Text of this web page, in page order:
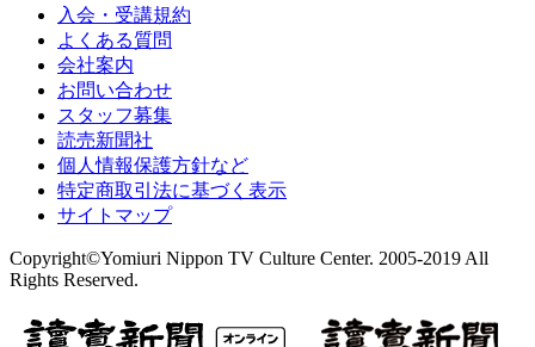
入会・受講規約
よくある質問
会社案内
お問い合わせ
スタッフ募集
読売新聞社
個人情報保護方針など
特定商取引法に基づく表示
サイトマップ
Copyright©Yomiuri Nippon TV Culture Center. 2005-2019 All
Rights Reserved.